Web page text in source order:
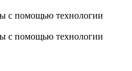
с помощью технологии
с помощью технологии